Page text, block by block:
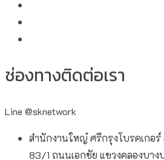
ช่องทางติดต่อเรา
Line @sknetwork
สำนักงานใหญ๋ ศรีกรุงโบรคเกอร์
83/1 ถนนเอกชัย แขวงคลองบาง